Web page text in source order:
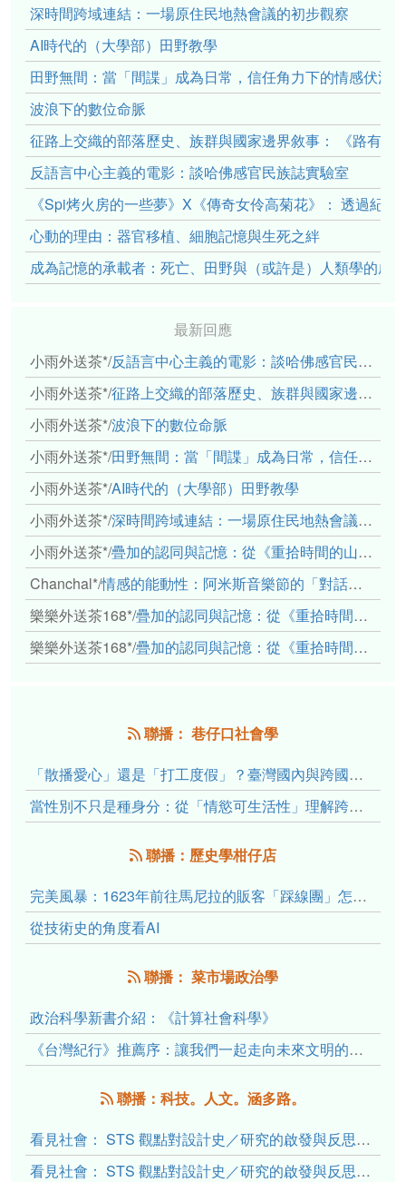
深時間跨域連結：一場原住民地熱會議的初步觀察
AI時代的（大學部）田野教學
田野無間：當「間諜」成為日常，信任角力下的情感伏流
波浪下的數位命脈
征路上交織的部落歷史、族群與國家邊界敘事： 《路有
反語言中心主義的電影：談哈佛感官民族誌實驗室
《Spi烤火房的一些夢》X《傳奇女伶高菊花》： 透過紀
心動的理由：器官移植、細胞記憶與生死之絆
成為記憶的承載者：死亡、田野與（或許是）人類學的成
最新回應
小雨外送茶*/反語言中心主義的電影：談哈佛感官民族誌實驗室
小雨外送茶*/征路上交織的部落歷史、族群與國家邊界敘事： 《路有多長》、《高砂的翅膀》、《檔案／李光輝》
小雨外送茶*/波浪下的數位命脈
小雨外送茶*/田野無間：當「間諜」成為日常，信任角力下的情感伏流
小雨外送茶*/AI時代的（大學部）田野教學
小雨外送茶*/深時間跨域連結：一場原住民地熱會議的初步觀察
小雨外送茶*/疊加的認同與記憶：從《重拾時間的山語》探討「我們的」立場性(positionality)
Chanchal*/情感的能動性：阿米斯音樂節的「對話觀察」
樂樂外送茶168*/疊加的認同與記憶：從《重拾時間的山語》探討「我們的」立場性(positionality)
樂樂外送茶168*/疊加的認同與記憶：從《重拾時間的山語》探討「我們的」立場性(positionality)
聯播： 巷仔口社會學
「散播愛心」還是「打工度假」？臺灣國內與跨國捐卵的利他修辭、金錢動機與身體代價
當性別不只是種身分：從「情慾可生活性」理解跨性別者的身體、慾望與認同探索
聯播：歷史學柑仔店
完美風暴：1623年前往馬尼拉的販客「踩線團」怎麼會困死於澎湖?
從技術史的角度看AI
聯播： 菜市場政治學
政治科學新書介紹：《計算社會科學》
《台灣紀行》推薦序：讓我們一起走向未來文明的備忘錄
聯播：科技。人文。涵多路。
看見社會： STS 觀點對設計史／研究的啟發與反思（下）
看見社會： STS 觀點對設計史／研究的啟發與反思（上）